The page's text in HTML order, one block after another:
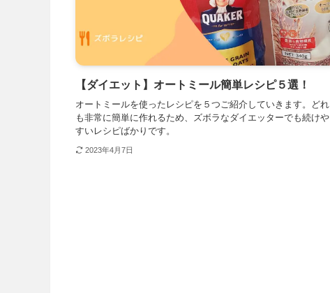
【ダイエット】オートミール簡単レシピ５選！
オートミールを使ったレシピを５つご紹介していきます。どれ
も非常に簡単に作れるため、ズボラなダイエッターでも続けや
すいレシピばかりです。
2023年4月7日